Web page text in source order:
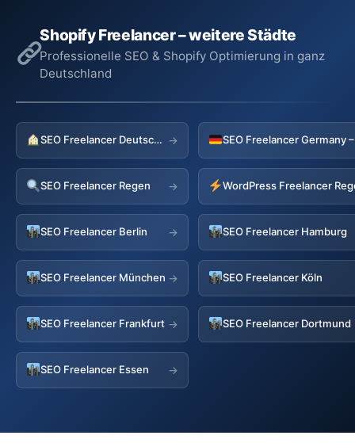
Shopify Freelancer – weitere Städte
Professionelle SEO & Shopify Optimierung in ganz
Deutschland
SEO Freelancer Deutschland →
SEO Freelancer Regen → WordPress Freelancer
SEO Freelancer Berlin → SEO Freelancer Hamburg
SEO Freelancer München → SEO Freelancer Köln
SEO Freelancer Frankfurt → SEO Freelancer Dortmund
SEO Freelancer Essen →